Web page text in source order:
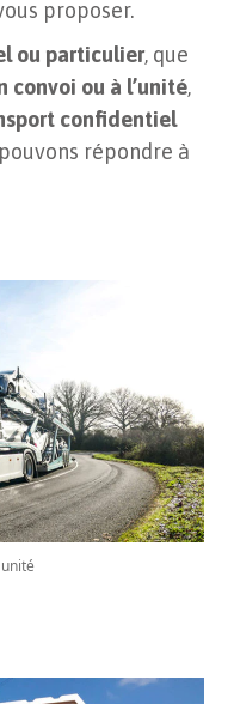
proposer.
ou particulier, que
convoi ou à l’unité,
confidentiel
répondre à